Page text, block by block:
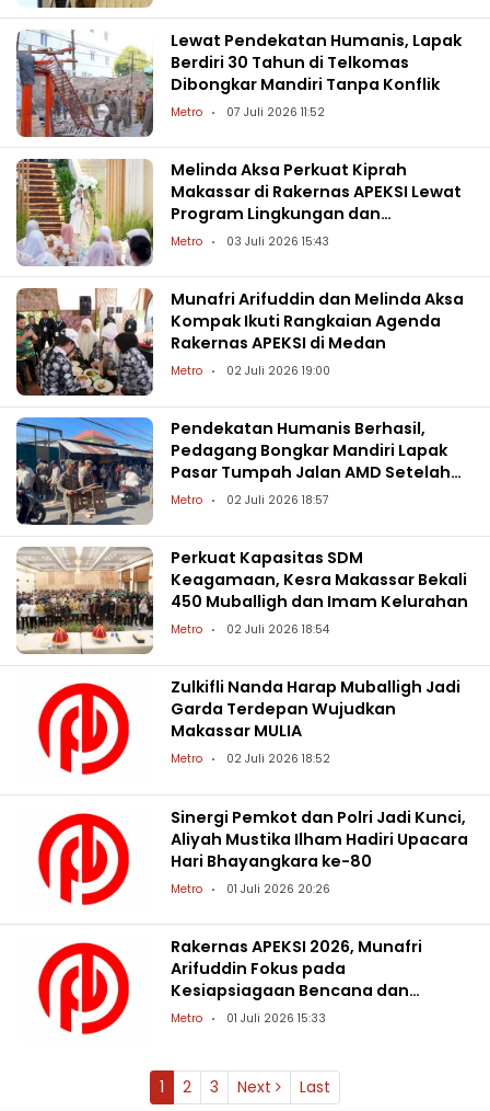
Lewat Pendekatan Humanis, Lapak
Berdiri 30 Tahun di Telkomas
Dibongkar Mandiri Tanpa Konflik
Metro 07 Juli 2026 11:52
Melinda Aksa Perkuat Kiprah
Makassar di Rakernas APEKSI Lewat
Program Lingkungan dan
Pemberdayaan
Metro 03 Juli 2026 15:43
Munafri Arifuddin dan Melinda Aksa
Kompak Ikuti Rangkaian Agenda
Rakernas APEKSI di Medan
Metro 02 Juli 2026 19:00
Pendekatan Humanis Berhasil,
Pedagang Bongkar Mandiri Lapak
Pasar Tumpah Jalan AMD Setelah
20 Tahun
Metro 02 Juli 2026 18:57
Perkuat Kapasitas SDM
Keagamaan, Kesra Makassar Bekali
450 Muballigh dan Imam Kelurahan
Metro 02 Juli 2026 18:54
Zulkifli Nanda Harap Muballigh Jadi
Garda Terdepan Wujudkan
Makassar MULIA
Metro 02 Juli 2026 18:52
Sinergi Pemkot dan Polri Jadi Kunci,
Aliyah Mustika Ilham Hadiri Upacara
Hari Bhayangkara ke-80
Metro 01 Juli 2026 20:26
Rakernas APEKSI 2026, Munafri
Arifuddin Fokus pada
Kesiapsiagaan Bencana dan
Stabilitas Pasokan Pangan
Metro 01 Juli 2026 15:33
1 2 3 Next Last